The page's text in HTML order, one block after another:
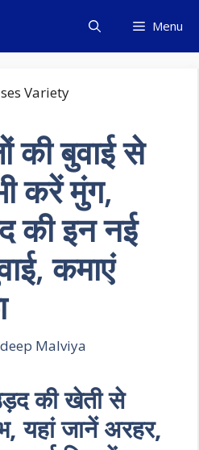
Menu
की बुवाई से
करें मुंग,
की इन नई
कमाएं
Malviya
की खेती से
यहां जानें अरहर,